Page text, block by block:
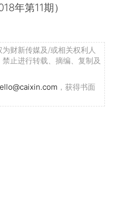
年第11期）
财新传媒及/或相关权利人
止进行转载、摘编、复制及
，获得书面